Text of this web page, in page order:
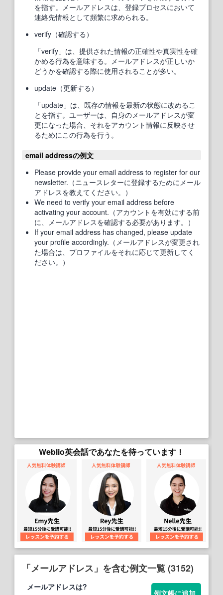
を指す。メールアドレスは、登録プロセスにおいて
連絡先情報として頻繁に求められる。
verify（確認する）
「verify」は、提供された情報の正確性や真実性を確
かめる行為を意味する。メールアドレスが正しいか
どうかを確認する際に使用されることが多い。
update（更新する）
「update」は、既存の情報を最新の状態に改めるこ
とを指す。ユーザーは、自身のメールアドレスが変
更になった場合、それをアカウント情報に反映させ
るためにこの行為を行う。
email addressの例文
Please provide your email address to register for our
newsletter.（ニュースレターに登録するためにメール
アドレスを教えてください。）
We need to verify your email address before
activating your account.（アカウントを有効にする前
に、メールアドレスを確認する必要があります。）
If your email address has changed, please update
your profile accordingly.（メールアドレスが変更され
た場合は、プロファイルをそれに応じて更新してく
ださい。）
Weblio英会話であなたを待っています！
「メールアドレス」を含む例文一覧 (3152)
メールアドレスは?
例文帳に追加